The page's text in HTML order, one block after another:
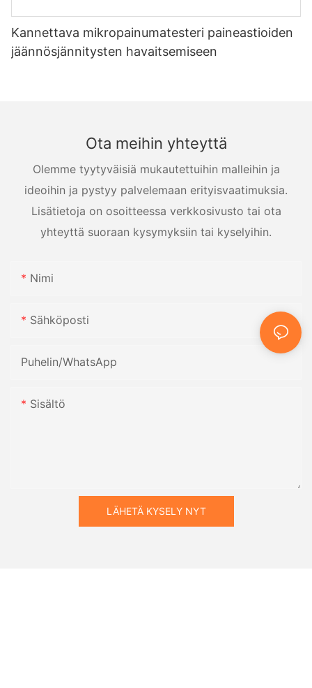
Kannettava mikropainumatesteri paineastioiden
jäännösjännitysten havaitsemiseen
Ota meihin yhteyttä
Olemme tyytyväisiä mukautettuihin malleihin ja
ideoihin ja pystyy palvelemaan erityisvaatimuksia.
Lisätietoja on osoitteessa verkkosivusto tai ota
yhteyttä suoraan kysymyksiin tai kyselyihin.
Nimi
Sähköposti
Puhelin/WhatsApp
Sisältö
LÄHETÄ KYSELY NYT